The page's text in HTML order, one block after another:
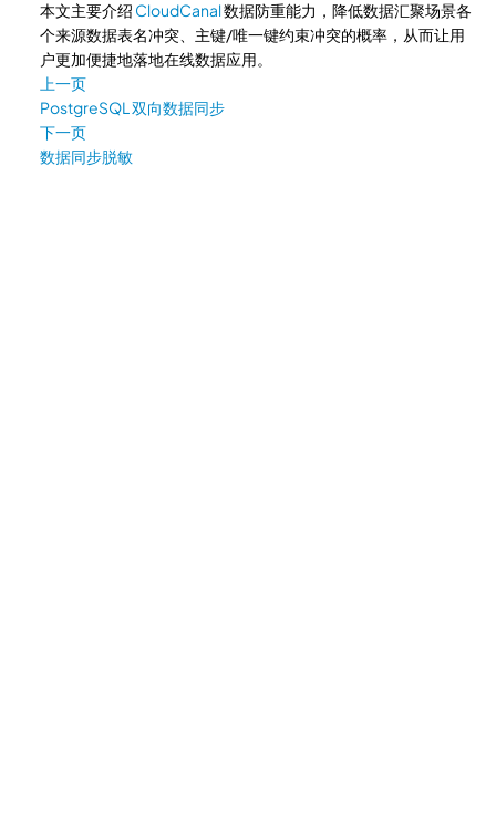
本文主要介绍 CloudCanal数据防重能力，降低数据汇聚场景各
个来源数据表名冲突、主键/唯一键约束冲突的概率，从而让用
户更加便捷地落地在线数据应用。
上一页
PostgreSQL 双向数据同步
下一页
数据同步脱敏